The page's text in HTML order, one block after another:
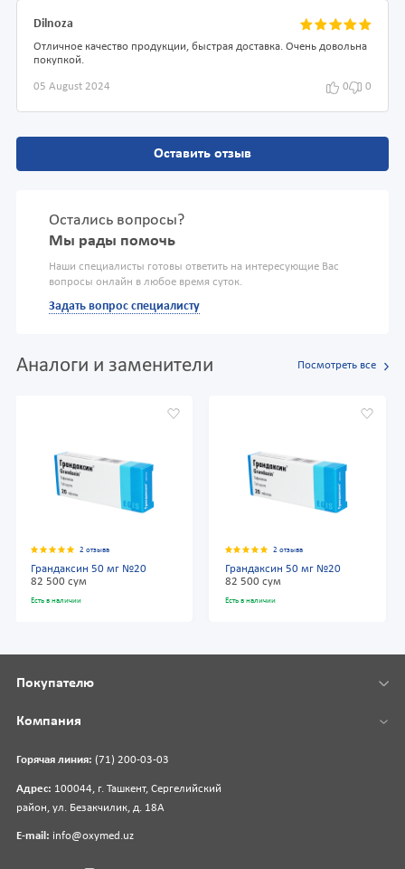
Dilnoza
Отличное качество продукции, быстрая доставка. Очень довольна
покупкой.
05 August 2024 0 0
Оставить отзыв
Остались вопросы?
Мы рады помочь
Наши специалисты готовы ответить на интересующие Вас
вопросы онлайн в любое время суток.
Задать вопрос специалисту
Аналоги и заменители Посмотреть все
2 отзыва
Грандаксин 50 мг №20
82 500 сум
Есть в наличии
2 отзыва
Грандаксин 50 мг №20
82 500 сум
Есть в наличии
Горячая линия: (71) 200-03-03
Адрес: 100044, г. Ташкент, Сергелийский
район, ул. Безакчилик, д. 18А
E-mail: info@oxymed.uz
Покупателю
Компания